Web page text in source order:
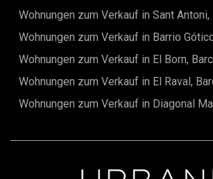
Wohnungen zum Verkauf in Sant Antoni,
Wohnungen zum Verkauf in Barrio
Wohnungen zum Verkauf in El Born,
Wohnungen zum Verkauf in El Raval,
Wohnungen zum Verkauf in Diagonal